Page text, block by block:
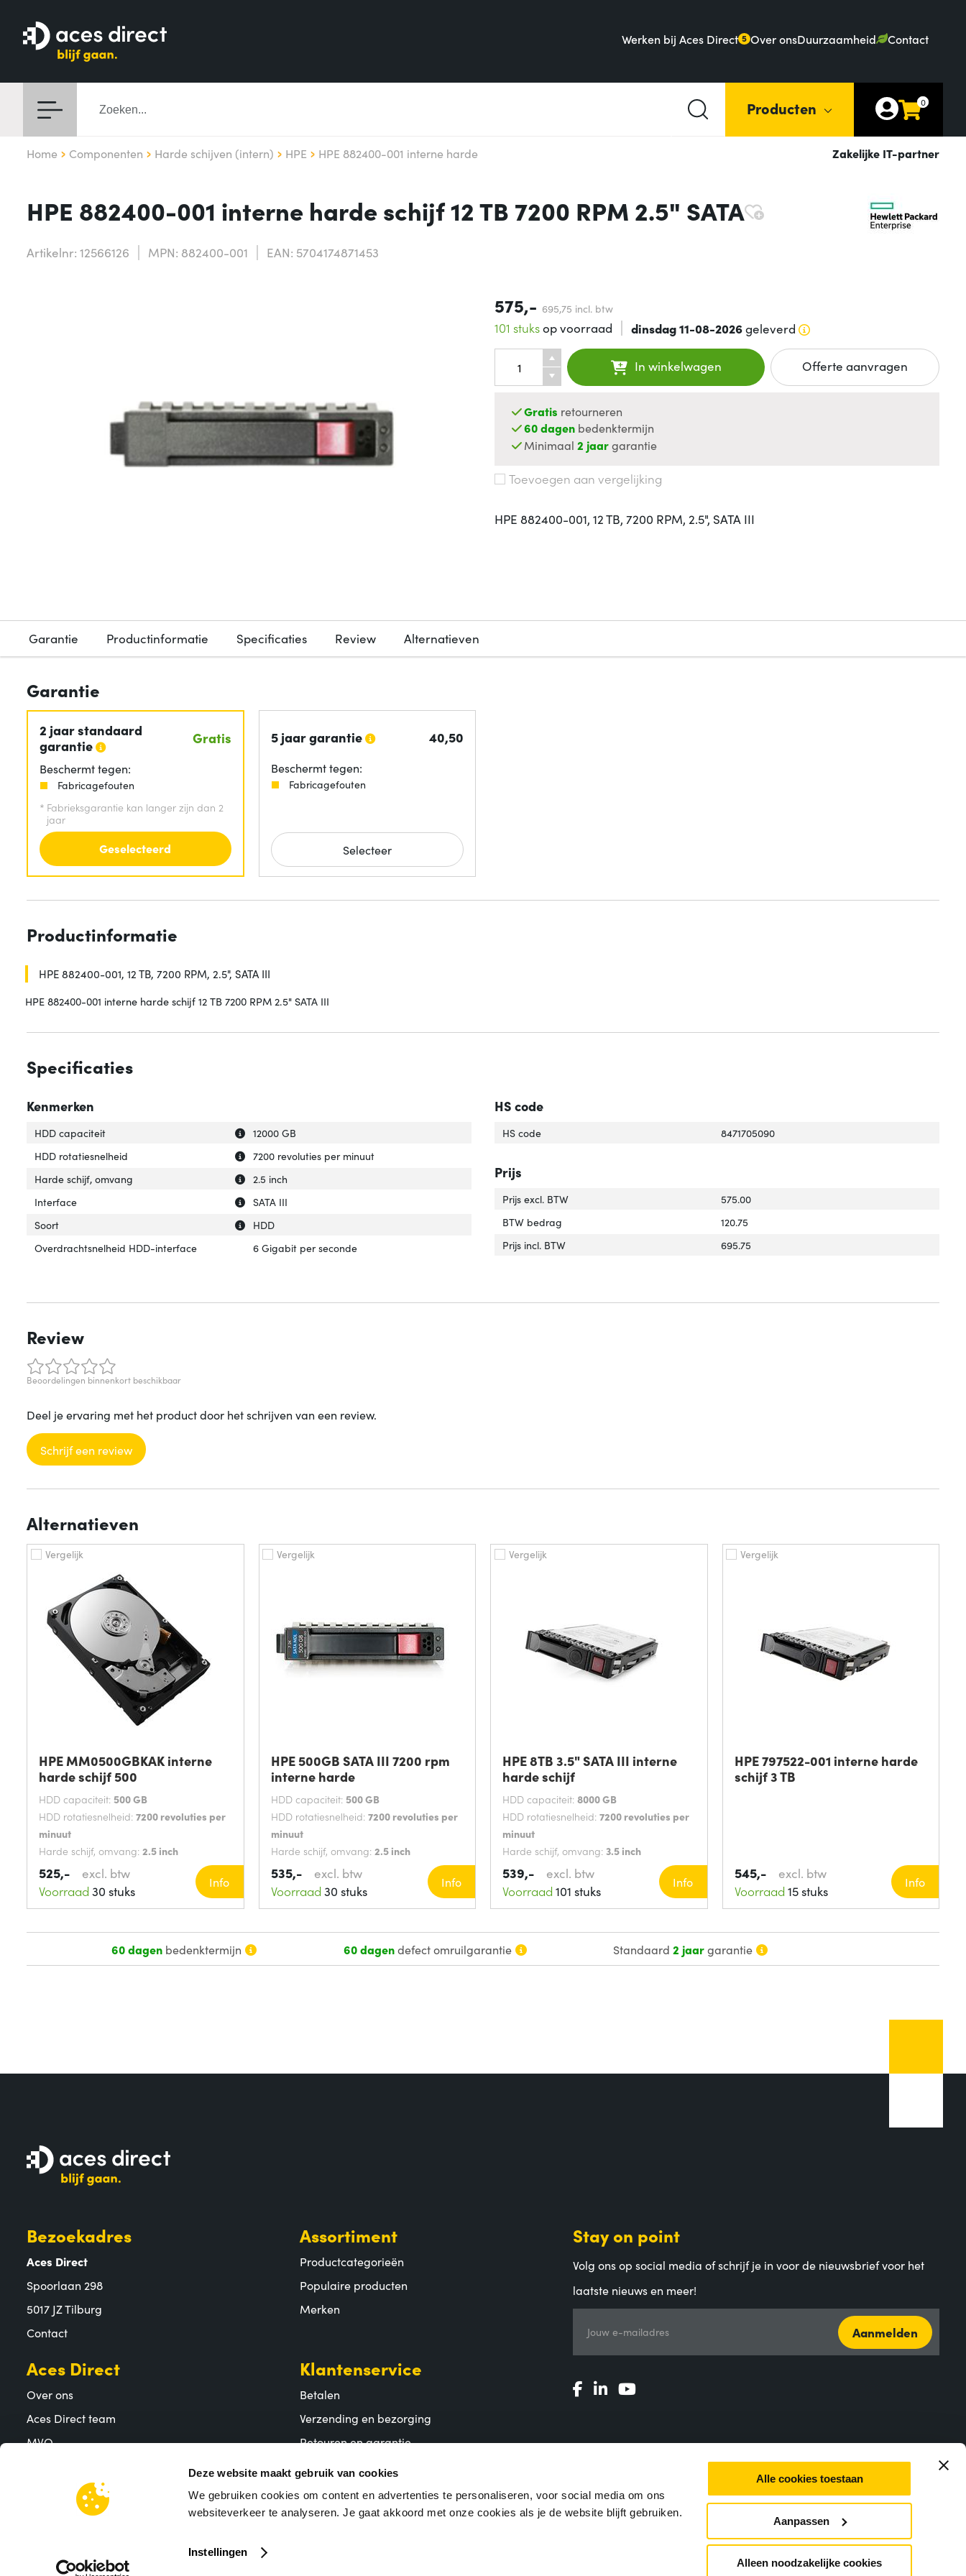
Deze website maakt gebruik van cookies
We gebruiken cookies om content en advertenties te personaliseren, voor social media om ons
websiteverkeer te analyseren. Je gaat akkoord met onze cookies als je de website blijft gebruiken.
Instellingen
Alle cookies toestaan
Aanpassen
Alleen noodzakelijke cookies
Werken bij Aces Direct 5 Over onsDuurzaamheid Contact
Producten 0
Home Componenten Harde schijven (intern) HPE HPE 882400-001 interne harde Zakelijke IT-partner
HPE 882400-001 interne harde schijf 12 TB 7200 RPM 2.5" SATA
Artikelnr: 12566126 MPN: 882400-001 EAN: 5704174871453
575,- 695,75 incl. btw
101 stuksop voorraad dinsdag 11-08-2026geleverd
In winkelwagen Offerte aanvragen
Gratis retourneren
60 dagen bedenktermijn
Minimaal2 jaargarantie
Toevoegen aan vergelijking
HPE 882400-001, 12 TB, 7200 RPM, 2.5", SATA III
Garantie Productinformatie Specificaties Review Alternatieven
Garantie
2 jaar standaard
garantie
Gratis
Beschermt tegen:
Fabricagefouten
* Fabrieksgarantie kan langer zijn dan 2
jaar
Geselecteerd
5 jaar garantie 40,50
Beschermt tegen:
Fabricagefouten
Selecteer
Productinformatie
HPE 882400-001, 12 TB, 7200 RPM, 2.5", SATA III
HPE 882400-001 interne harde schijf 12 TB 7200 RPM 2.5" SATA III
Specificaties
Kenmerken
Uitleg over 'HDD capaciteit'
Verberg uitleg over 'HDD capaciteit'
HDD capaciteit
12000 GB
Uitleg over 'HDD rotatiesnelheid'
Verberg uitleg over 'HDD rotatiesnelheid'
HDD rotatiesnelheid
7200 revoluties per minuut
Uitleg over 'Harde schijf, omvang'
Verberg uitleg over 'Harde schijf, omvang'
Harde schijf, omvang
2.5 inch
Uitleg over 'Interface'
Verberg uitleg over 'Interface'
Interface
SATA III
Uitleg over 'Soort'
Verberg uitleg over 'Soort'
Soort
HDD
Overdrachtsnelheid HDD-interface
6 Gigabit per seconde
HS code
HS code 8471705090
Prijs
Prijs excl. BTW
575.00
BTW bedrag
120.75
Prijs incl. BTW
695.75
Review
Beoordelingen binnenkort beschikbaar
Deel je ervaring met het product door het schrijven van een review.
Schrijf een review
Alternatieven
Vergelijk
HPE MM0500GBKAK interne
harde schijf 500
HDD capaciteit: 500 GB
HDD rotatiesnelheid: 7200 revoluties per
minuut
Harde schijf, omvang: 2.5 inch
Interface:
SATA III
525,-
excl. btw
Voorraad 30 stuks
Info
Vergelijk
HPE 500GB SATA III 7200 rpm
interne harde
HDD capaciteit: 500 GB
HDD rotatiesnelheid: 7200 revoluties per
minuut
Harde schijf, omvang: 2.5 inch
Interface:
SATA III
535,-
excl. btw
Voorraad 30 stuks
Info
Vergelijk
HPE 8TB 3.5" SATA III interne
harde schijf
HDD capaciteit: 8000 GB
HDD rotatiesnelheid: 7200 revoluties per
minuut
Harde schijf, omvang: 3.5 inch
Interface:
SATA III
539,-
excl. btw
Voorraad 101 stuks
Info
Vergelijk
HPE 797522-001 interne harde
schijf 3 TB
545,-
excl. btw
Voorraad 15 stuks
Info
60 dagenbedenktermijn 60 dagendefect omruilgarantie Standaard2 jaargarantie
Bezoekadres
Aces Direct
Spoorlaan 298
5017 JZ Tilburg
Contact
Assortiment
Productcategorieën
Populaire producten
Merken
Aces Direct
Over ons
Aces Direct team
MVO
Klantenservice
Betalen
Verzending en bezorging
Retouren en garantie
Veelgestelde vragen
Stay on point
Volg ons op social media of schrijf je in voor de nieuwsbrief voor het
laatste nieuws en meer!
Jouw e-mailadres Aanmelden